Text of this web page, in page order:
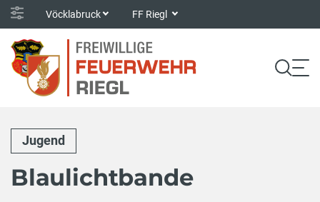
Vöcklabruck FF Riegl
Jugend
Blaulichtbande